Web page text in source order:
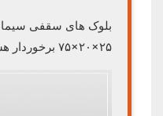
بلوک های سقفی
۲۵×۲۰×۷۵ برخوردار هستند.